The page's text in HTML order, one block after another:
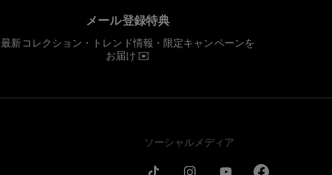
メール登録特典
最新コレクション・トレンド情報・限定キャンペーンを
お届け ✉️
ソーシャルメディア